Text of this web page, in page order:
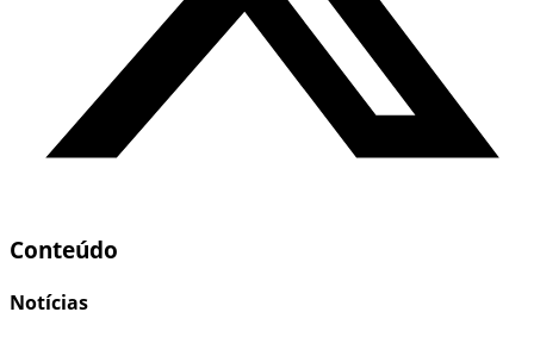
Conteúdo
Notícias